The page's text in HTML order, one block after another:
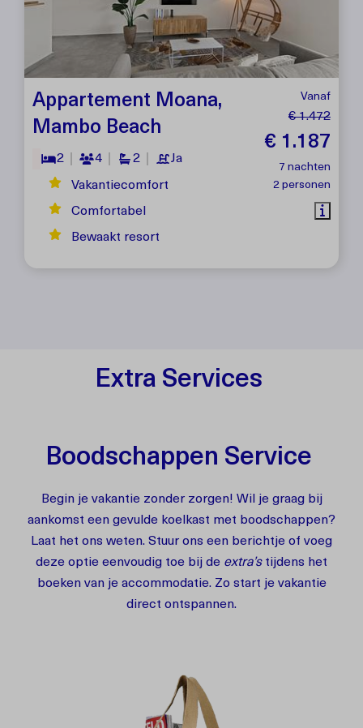
Vanaf
€ 1.472
€ 1.187
7 nachten
2 personen
Appartement Moana,
Mambo Beach
2 4 2 Ja
Vakantiecomfort
Comfortabel
Bewaakt resort
Extra Services
Boodschappen Service
Begin je vakantie zonder zorgen! Wil je graag bij
aankomst een gevulde koelkast met boodschappen?
Laat het ons weten. Stuur ons een berichtje of voeg
deze optie eenvoudig toe bij de extra’stijdens het
boeken van je accommodatie. Zo start je vakantie
direct ontspannen.